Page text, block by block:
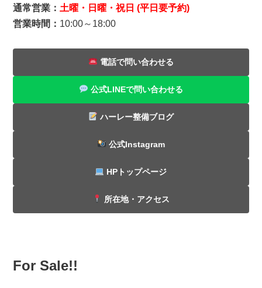
通常営業： 土曜・日曜・祝日 (平日要予約)
営業時間： 10:00～18:00
電話で問い合わせる
公式LINEで問い合わせる
ハーレー整備ブログ
公式Instagram
HPトップページ
所在地・アクセス
For Sale!!